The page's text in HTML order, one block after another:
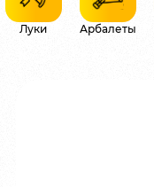
Луки Арбалеты